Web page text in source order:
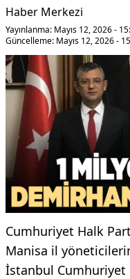
Haber Merkezi
Yayınlanma: Mayıs 12, 2026 -
Güncelleme: Mayıs 12, 2026 -
Cumhuriyet Halk
Manisa il
İstanbul Cumhuriyet